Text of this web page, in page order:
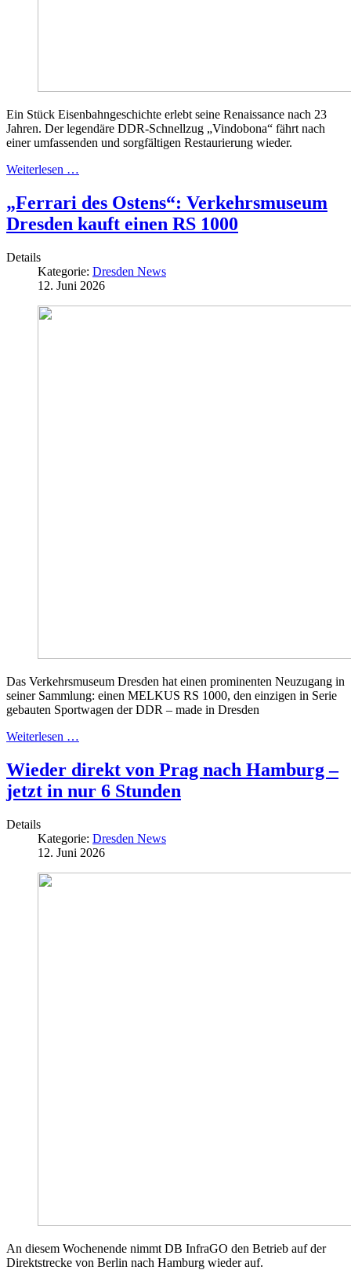
Ein Stück Eisenbahngeschichte erlebt seine Renaissance nach 23
Jahren. Der legendäre DDR-Schnellzug „Vindobona“ fährt nach
einer umfassenden und sorgfältigen Restaurierung wieder.
Weiterlesen …
„Ferrari des Ostens“: Verkehrsmuseum
Dresden kauft einen RS 1000
Details
Kategorie: Dresden News
12. Juni 2026
Das Verkehrsmuseum Dresden hat einen prominenten Neuzugang in
seiner Sammlung: einen MELKUS RS 1000, den einzigen in Serie
gebauten Sportwagen der DDR – made in Dresden
Weiterlesen …
Wieder direkt von Prag nach Hamburg –
jetzt in nur 6 Stunden
Details
Kategorie: Dresden News
12. Juni 2026
An diesem Wochenende nimmt DB InfraGO den Betrieb auf der
Direktstrecke von Berlin nach Hamburg wieder auf.